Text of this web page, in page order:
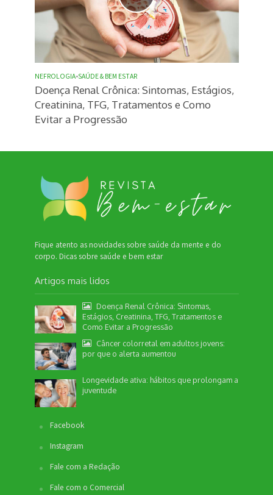
NEFROLOGIA•SAÚDE & BEM ESTAR
Doença Renal Crônica: Sintomas, Estágios,
Creatinina, TFG, Tratamentos e Como
Evitar a Progressão
Fique atento as novidades sobre saúde da mente e do
corpo. Dicas sobre saúde e bem estar
Artigos mais lidos
Doença Renal Crônica: Sintomas,
Estágios, Creatinina, TFG, Tratamentos e
Como Evitar a Progressão
Câncer colorretal em adultos jovens:
por que o alerta aumentou
Longevidade ativa: hábitos que prolongam a
juventude
Facebook
Instagram
Fale com a Redação
Fale com o Comercial